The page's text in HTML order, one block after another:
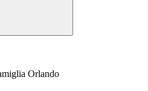
Orlando